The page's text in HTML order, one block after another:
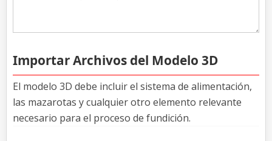
Importar Archivos del Modelo 3D
El modelo 3D debe incluir el sistema de alimentación,
las mazarotas y cualquier otro elemento relevante
necesario para el proceso de fundición.